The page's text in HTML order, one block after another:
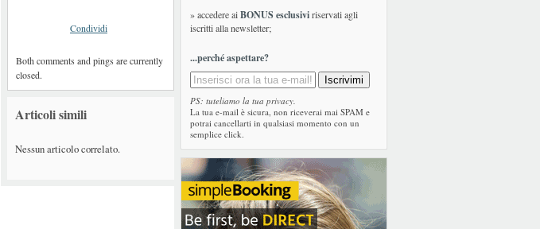
Condividi
Both comments and pings are currently
closed.
Articoli simili
Nessun articolo correlato.
» accedere aiBONUS esclusiviriservati agli
iscritti alla newsletter;
...perché aspettare?
PS: tuteliamo la tua privacy.
La tua e-mail è sicura, non riceverai mai SPAM e
potrai cancellarti in qualsiasi momento con un
semplice click.